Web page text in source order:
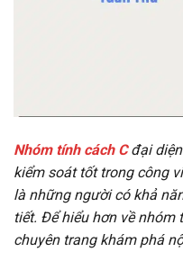
Nhóm tính cách Cđại diện
kiểm soát tốt trong công
là những người có khả
tiết. Để hiểu hơn về nhóm
chuyên trang khám phá